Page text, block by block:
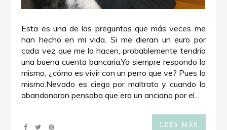
Esta es una de las preguntas que más veces me
han hecho en mi vida. Si me dieran un euro por
cada vez que me la hacen, probablemente tendría
una buena cuenta bancaria.Yo siempre respondo lo
mismo, ¿cómo es vivir con un perro que ve? Pues lo
mismo.Nevado es ciego por maltrato y cuando lo
abandonaron pensaba que era un anciano por el...
LEER MÁS